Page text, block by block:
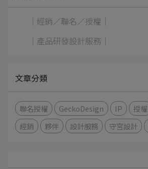
｜經銷／聯名／授權｜
｜產品研發設計服務｜
文章分類
聯名授權 GeckoDesign IP 授權
經銷
夥伴 設計服務 守宮設計